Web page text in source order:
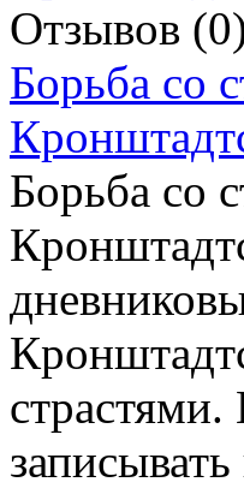
Отзывов
Борьба со
Борьба со
страстями.